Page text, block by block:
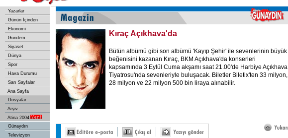
Yazarlar
Günün İçinden
Ekonomi
Gündem
Siyaset
Dünya
Spor
Hava Durumu
Sarı Sayfalar
Ana Sayfa
Dosyalar
Arşiv
Atina 2004
Günaydın
Televizyon
Kıraç Açıkhava'da
Bütün albümü gibi son albümü 'Kayıp Şehir' ile sevenlerinin büyük
beğenisini kazanan Kıraç, BKM Açıkhava'da konserleri
kapsamında 3 Eylül Cuma akşamı saat 21.00'de Harbiye Açıkhava
Tiyatrosu'nda sevenleriyle buluşacak. Biletler Biletix'ten 33 milyon,
28 milyon ve 22 milyon 500 bin liraya alınabilir.